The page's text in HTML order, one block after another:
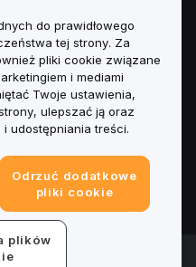
reserved.
do prawidłowego
tej strony. Za
pliki cookie związane
i mediami
Twoje ustawienia,
ulepszać ją oraz
udostępniania treści.
Odrzuć dodatkowe
pliki cookie
plików